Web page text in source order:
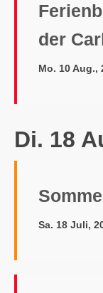
der
Mo. 10 Aug.,
Di. 18
Sa. 18 Juli,